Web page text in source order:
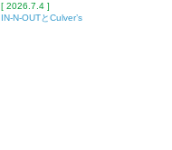
[ 2026.7.4 ]
IN-N-OUTとCulver’s